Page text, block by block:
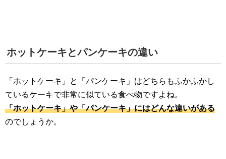
ホットケーキとパンケーキの違い
「ホットケーキ」と「パンケーキ」はどちらもふかふかし
ているケーキで非常に似ている食べ物ですよね。
「ホットケーキ」や「パンケーキ」にはどんな違いがある
のでしょうか。